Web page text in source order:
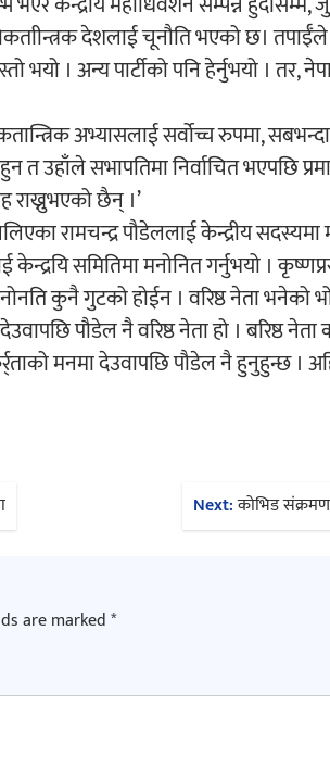
देशलाई चूनौति भएको छ।
भयो । अन्य पार्टीको पनि हेर्नुभयो । तर,
अभ्यासलाई सर्वोच्च रुपमा,
उहाँले सभापतिमा निर्वाचित भएपछि
राख्नुभएको छैन् ।’
रामचन्द्र पौडेललाई केन्द्रीय सदस्यमा
समितिमा मनोनित गर्नुभयो ।
कुनै गुटको होईन । वरिष्ठ नेता भनेको
पौडेल नै वरिष्ठ नेता हो । बरिष्ठ
मनमा देउवापछि पौडेल नै हुनुहुन्छ ।
Next:कोभिड संक्रमण
are marked*